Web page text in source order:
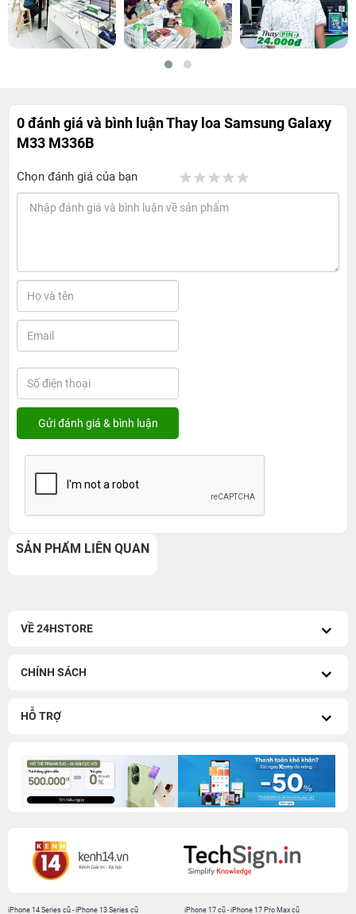
0 đánh giá và bình luậnThay loa Samsung Galaxy
M33 M336B
Chọn đánh giá của bạn
SẢN PHẨM LIÊN QUAN
VỀ 24HSTORE
CHÍNH SÁCH
HỖ TRỢ
iPhone 14 Series cũ -iPhone 13 Series cũ
iPhone 17 cũ-iPhone 17 Pro Max cũ